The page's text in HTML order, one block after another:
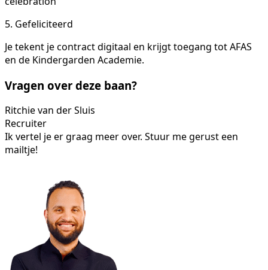
5. Gefeliciteerd
Je tekent je contract digitaal en krijgt toegang tot AFAS
en de Kindergarden Academie.
Vragen over deze baan?
Ritchie van der Sluis
Recruiter
Ik vertel je er graag meer over. Stuur me gerust een
mailtje!